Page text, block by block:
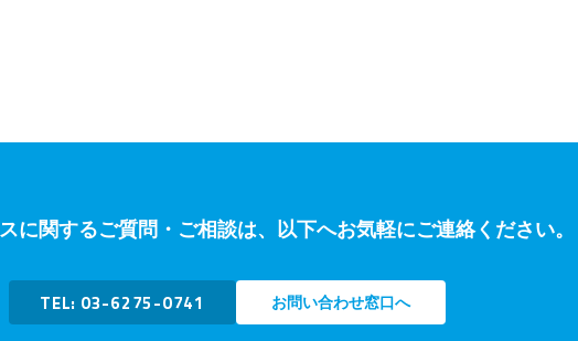
に関するご質問・ご相談は、以下へお気軽にご連絡ください。
TEL: 03-6275-0741 お問い合わせ窓口へ